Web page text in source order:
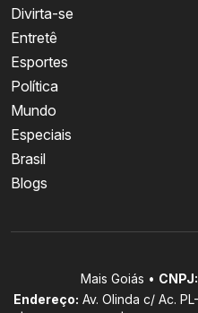
Divirta-se
Entretê
Esportes
Política
Mundo
Especiais
Brasil
Blogs
Mais Goiás • CNPJ:
Endereço: Av. Olinda c/ Ac.